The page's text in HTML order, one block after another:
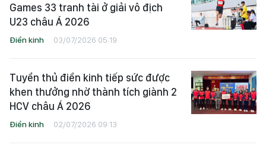
Games 33 tranh tài ở giải vô địch
U23 châu Á 2026
Điền kinh 03/07/2026 05:19
Tuyển thủ điền kinh tiếp sức được
khen thưởng nhờ thành tích giành 2
HCV châu Á 2026
Điền kinh 02/07/2026 09:13